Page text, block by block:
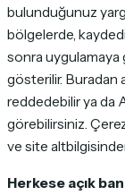
bulunduğunuz
bölgelerde,
sonra uygulamaya
gösterilir. Buradan
reddedebilir ya da
görebilirsiniz.
ve site
Herkese açık